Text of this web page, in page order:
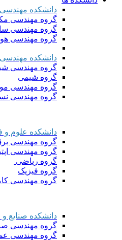
دانشکده
گروه مهندسی
گروه مهندسی
گروه مهندسی
دانشکده
گروه مهندسی
گروه شیمی
گروه مهندسی
گروه مهندسی
دانشکده علوم و
گروه مهندسی
گروه مهندسی
گروه ریاضی
گروه فیزیک
گروه مهندسی
دانشکده صنایع
گروه مهندسی
گروه مهندسی